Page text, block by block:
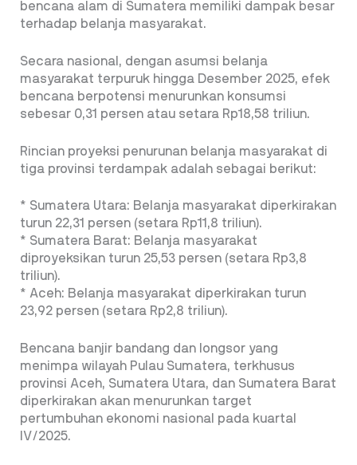
bencana alam di Sumatera memiliki dampak besar
terhadap belanja masyarakat.
Secara nasional, dengan asumsi belanja
masyarakat terpuruk hingga Desember 2025, efek
bencana berpotensi menurunkan konsumsi
sebesar 0,31 persen atau setara Rp18,58 triliun.
Rincian proyeksi penurunan belanja masyarakat di
tiga provinsi terdampak adalah sebagai berikut:
* Sumatera Utara: Belanja masyarakat diperkirakan
turun 22,31 persen (setara Rp11,8 triliun).
* Sumatera Barat: Belanja masyarakat
diproyeksikan turun 25,53 persen (setara Rp3,8
triliun).
* Aceh: Belanja masyarakat diperkirakan turun
23,92 persen (setara Rp2,8 triliun).
Bencana banjir bandang dan longsor yang
menimpa wilayah Pulau Sumatera, terkhusus
provinsi Aceh, Sumatera Utara, dan Sumatera Barat
diperkirakan akan menurunkan target
pertumbuhan ekonomi nasional pada kuartal
IV/2025.